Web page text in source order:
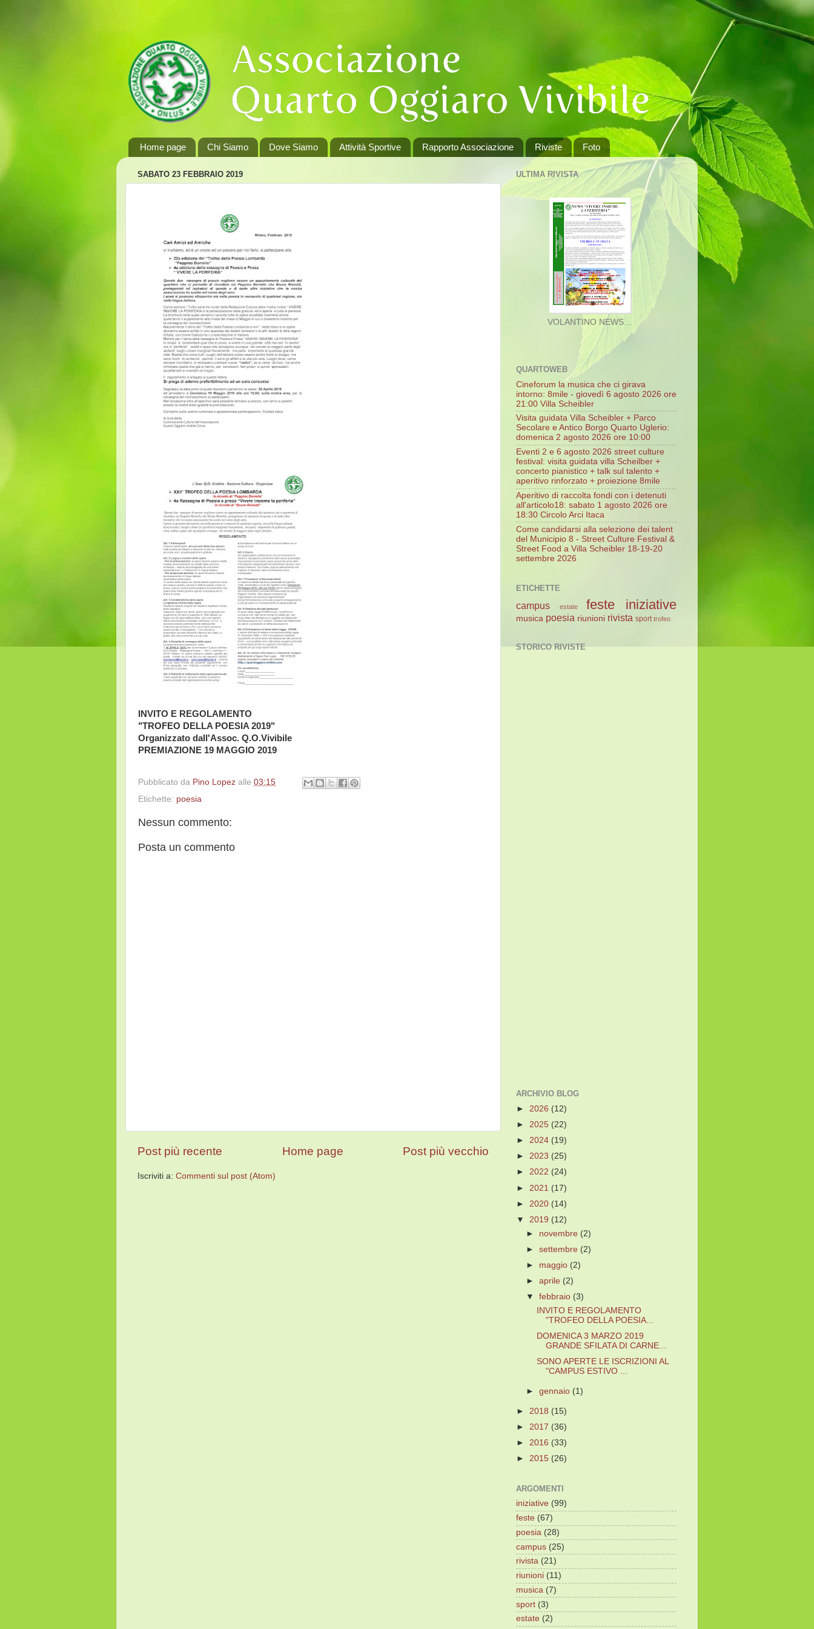
Home page Chi Siamo Dove Siamo Attività Sportive Rapporto Associazione Riviste Foto
SABATO 23 FEBBRAIO 2019
INVITO E REGOLAMENTO
"TROFEO DELLA POESIA 2019"
Organizzato dall'Assoc. Q.O.Vivibile
PREMIAZIONE 19 MAGGIO 2019
Pubblicato da Pino Lopez alle 03:15
Etichette: poesia
Nessun commento:
Posta un commento
Post più recente Post più vecchio
Home page
Iscriviti a: Commenti sul post (Atom)
ULTIMA RIVISTA
QUARTOWEB
Cineforum la musica che ci girava
intorno: 8mile - giovedì 6 agosto 2026 ore
21:00 Villa Scheibler
Visita guidata Villa Scheibler + Parco
Secolare e Antico Borgo Quarto Uglerio:
domenica 2 agosto 2026 ore 10:00
Eventi 2 e 6 agosto 2026 street culture
festival: visita guidata villa Scheilber +
concerto pianistico + talk sul talento +
aperitivo rinforzato + proiezione 8mile
Aperitivo di raccolta fondi con i detenuti
all'articolo18: sabato 1 agosto 2026 ore
18:30 Circolo Arci Itaca
Come candidarsi alla selezione dei talent
del Municipio 8 - Street Culture Festival &
Street Food a Villa Scheibler 18-19-20
settembre 2026
ETICHETTE
campus estate feste iniziative
musica poesia riunioni rivista sport trofeo
STORICO RIVISTE
ARCHIVIO BLOG
► 2026 (12)
► 2025 (22)
► 2024 (19)
► 2023 (25)
► 2022 (24)
► 2021 (17)
► 2020 (14)
▼ 2019 (12)
► novembre (2)
►settembre (2)
► maggio (2)
►aprile (2)
▼febbraio (3)
INVITO E REGOLAMENTO
"TROFEO DELLA POESIA...
DOMENICA 3 MARZO 2019
GRANDE SFILATA DI CARNE...
SONO APERTE LE ISCRIZIONI AL
"CAMPUS ESTIVO ...
►gennaio (1)
► 2018 (15)
► 2017 (36)
► 2016 (33)
► 2015 (26)
ARGOMENTI
iniziative (99)
feste (67)
poesia (28)
campus (25)
rivista (21)
riunioni (11)
musica (7)
sport (3)
estate (2)